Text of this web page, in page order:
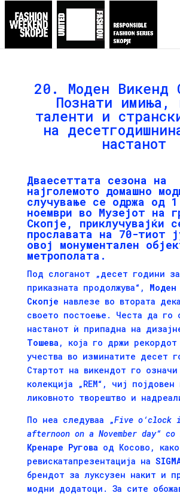
20. Моден Викенд
Познати имиња,
таленти и
на
настанот
Дваесеттата сезона на
најголемото домашно
случување се одржа од
ноември во Музејот на
Скопје, приклучувајќи
прославата на 70-тиот
овој монументален
метрополата.
Под слоганот „десет години
приказната продолжува“, Моден
Скопје навлезе во втората
своето постоење. Честа да го
настанот ѝ припадна на
Тошева , која го држи
учества во изминатите десет
Стартот на викендот го
колекција „REM“, чиј
ликовното творештво и
По неа следуваа „Five o‘clock
afternoon on a November day“ со
Кренаре Ругова од Косово,
ревискатапрезентација на
брендот за луксузен накит и
модни додатоци. За сите